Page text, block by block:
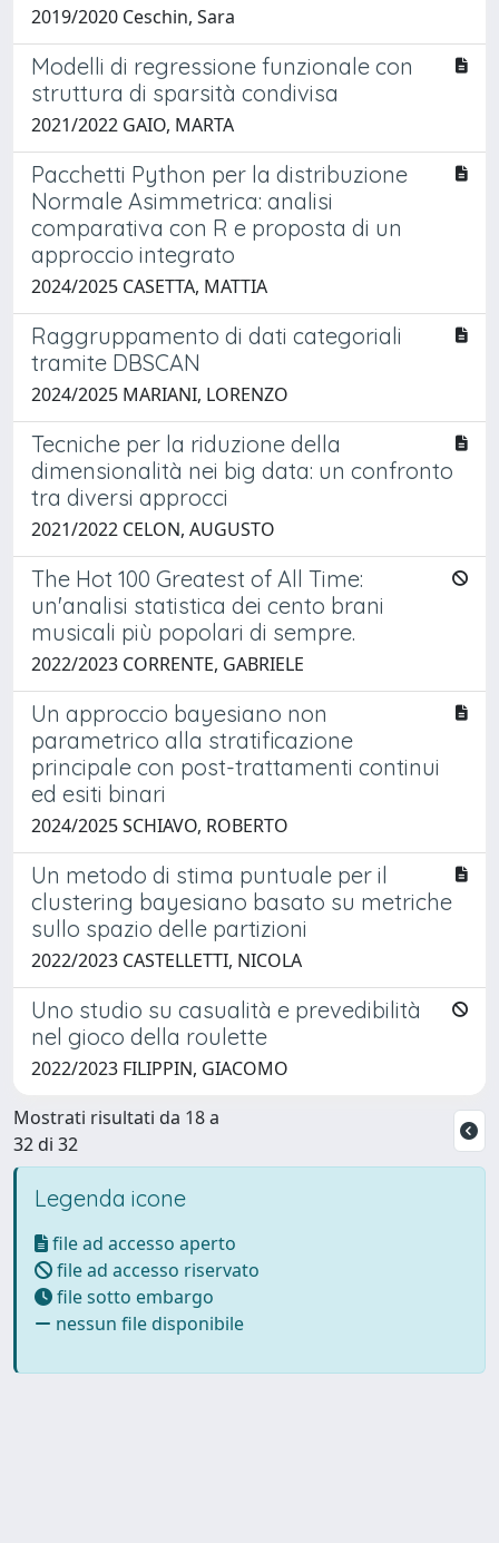
2019/2020 Ceschin, Sara
Modelli di regressione funzionale con
struttura di sparsità condivisa
2021/2022 GAIO, MARTA
Pacchetti Python per la distribuzione
Normale Asimmetrica: analisi
comparativa con R e proposta di un
approccio integrato
2024/2025 CASETTA, MATTIA
Raggruppamento di dati categoriali
tramite DBSCAN
2024/2025 MARIANI, LORENZO
Tecniche per la riduzione della
dimensionalità nei big data: un confronto
tra diversi approcci
2021/2022 CELON, AUGUSTO
The Hot 100 Greatest of All Time:
un'analisi statistica dei cento brani
musicali più popolari di sempre.
2022/2023 CORRENTE, GABRIELE
Un approccio bayesiano non
parametrico alla stratificazione
principale con post-trattamenti continui
ed esiti binari
2024/2025 SCHIAVO, ROBERTO
Un metodo di stima puntuale per il
clustering bayesiano basato su metriche
sullo spazio delle partizioni
2022/2023 CASTELLETTI, NICOLA
Uno studio su casualità e prevedibilità
nel gioco della roulette
2022/2023 FILIPPIN, GIACOMO
Mostrati risultati da 18 a
32 di 32
Legenda icone
file ad accesso aperto
file ad accesso riservato
file sotto embargo
nessun file disponibile